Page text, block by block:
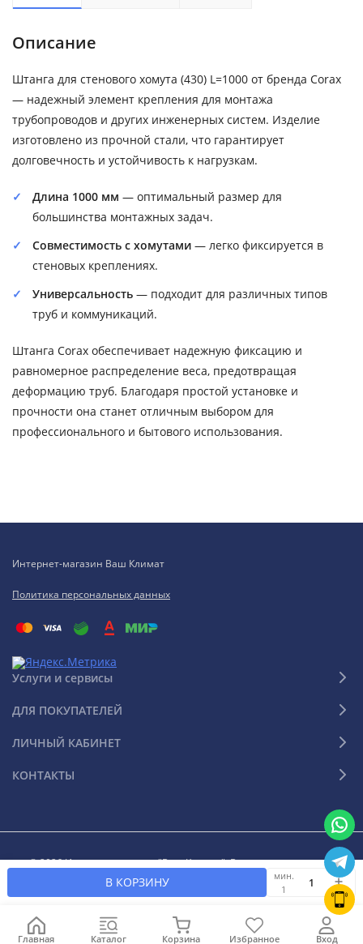
В КОРЗИНУ
мин.
1
Описание
Штанга для стенового хомута (430) L=1000 от бренда Corax
— надежный элемент крепления для монтажа
трубопроводов и других инженерных систем. Изделие
изготовлено из прочной стали, что гарантирует
долговечность и устойчивость к нагрузкам.
Длина 1000 мм — оптимальный размер для
большинства монтажных задач.
Совместимость с хомутами — легко фиксируется в
стеновых креплениях.
Универсальность — подходит для различных типов
труб и коммуникаций.
Штанга Corax обеспечивает надежную фиксацию и
равномерное распределение веса, предотвращая
деформацию труб. Благодаря простой установке и
прочности она станет отличным выбором для
профессионального и бытового использования.
Интернет-магазин Ваш Климат
Политика персональных данных
Услуги и сервисы
ДЛЯ ПОКУПАТЕЛЕЙ
ЛИЧНЫЙ КАБИНЕТ
КОНТАКТЫ
© 2026 Интернет-магазин "Ваш Климат". Все права защищены
Главная Каталог Корзина Избранное Вход